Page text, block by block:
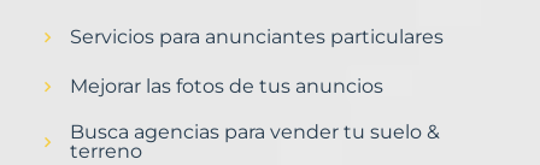
Servicios para anunciantes particulares
Mejorar las fotos de tus anuncios
Busca agencias para vender tu suelo &
terreno